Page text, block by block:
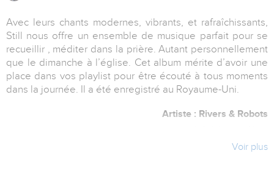
Avec leurs chants modernes, vibrants, et rafraîchissants,
Still nous offre un ensemble de musique parfait pour se
recueillir , méditer dans la prière. Autant personnellement
que le dimanche à l’église. Cet album mérite d’avoir une
place dans vos playlist pour être écouté à tous moments
dans la journée. Il a été enregistré au Royaume-Uni.
Artiste : Rivers & Robots
Voir plus